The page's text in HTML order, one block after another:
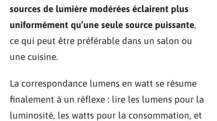
sources de lumière modérées éclairent plus
uniformément qu’une seule source puissante,
ce qui peut être préférable dans un salon ou
une cuisine.
La correspondance lumens en watt se résume
finalement à un réflexe : lire les lumens pour la
luminosité, les watts pour la consommation, et